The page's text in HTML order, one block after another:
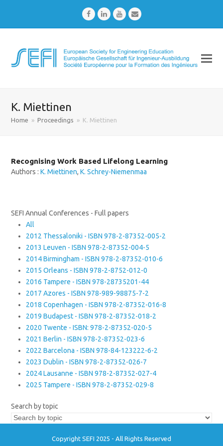
FacebookLinkedInYoutubeEmail
K. Miettinen
Home » Proceedings » K. Miettinen
Recognising Work Based Lifelong Learning
Authors :K. Miettinen,K. Schrey-Niemenmaa
SEFI Annual Conferences - Full papers
All
2012 Thessaloniki - ISBN 978-2-87352-005-2
2013 Leuven - ISBN 978-2-87352-004-5
2014 Birmingham - ISBN 978-2-87352-010-6
2015 Orleans - ISBN 978-2-8752-012-0
2016 Tampere - ISBN 978-28735201-44
2017 Azores - ISBN 978-989-98875-7-2
2018 Copenhagen - ISBN 978-2-87352-016-8
2019 Budapest - ISBN 978-2-87352-018-2
2020 Twente - ISBN: 978-2-87352-020-5
2021 Berlin - ISBN 978-2-87352-023-6
2022 Barcelona - ISBN 978-84-123222-6-2
2023 Dublin - ISBN 978-2-87352-026-7
2024 Lausanne - ISBN 978-2-87352-027-4
2025 Tampere - ISBN 978-2-87352-029-8
Search by topic
Copyright SEFI 2025 - All Rights Reserved